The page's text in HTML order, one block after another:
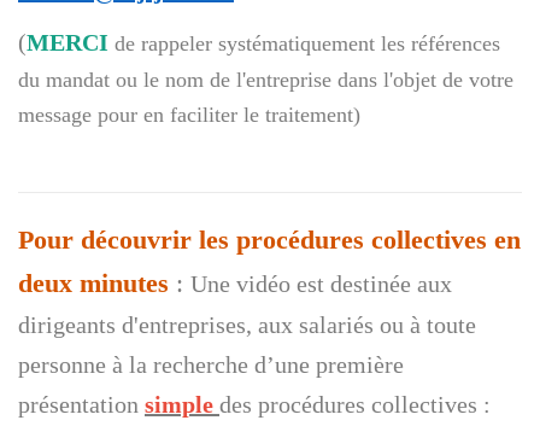
(MERCI de rappeler systématiquement les références
du mandat ou le nom de l'entreprise dans l'objet de votre
message pour en faciliter le traitement)
Pour découvrir les procédures collectives en
deux minutes : Une vidéo est destinée aux
dirigeants d'entreprises, aux salariés ou à toute
personne à la recherche d’une première
présentation simple des procédures collectives :